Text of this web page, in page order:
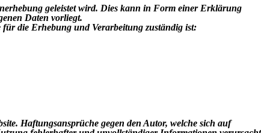
geleistet wird. Dies kann in Form einer Erklärung
Daten vorliegt.
die Erhebung und Verarbeitung zuständig ist:
Haftungsansprüche gegen den Autor, welche sich auf